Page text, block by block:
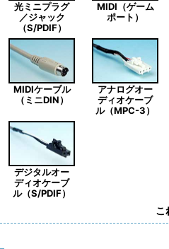
光ミニプラグ
／ジャック
（S/PDIF）
MIDI（ゲーム
ポート）
MIDIケーブル
（ミニDIN）
アナログオー
ディオケーブ
ル（MPC-3）
デジタルオー
ディオケーブ
ル（S/PDIF）
こ